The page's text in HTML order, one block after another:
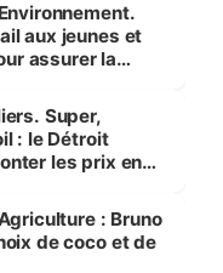
aux jeunes et
assurer la
Super,
: le Détroit
les prix en
: Bruno
de coco et de